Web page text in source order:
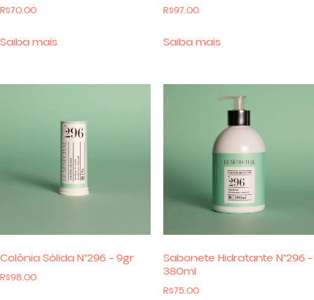
R$70.00
Saiba mais
R$97.00
Saiba mais
Colônia Sólida N°296 – 9gr
R$98.00
Sabonete Hidratante N°296 –
380ml
R$75.00